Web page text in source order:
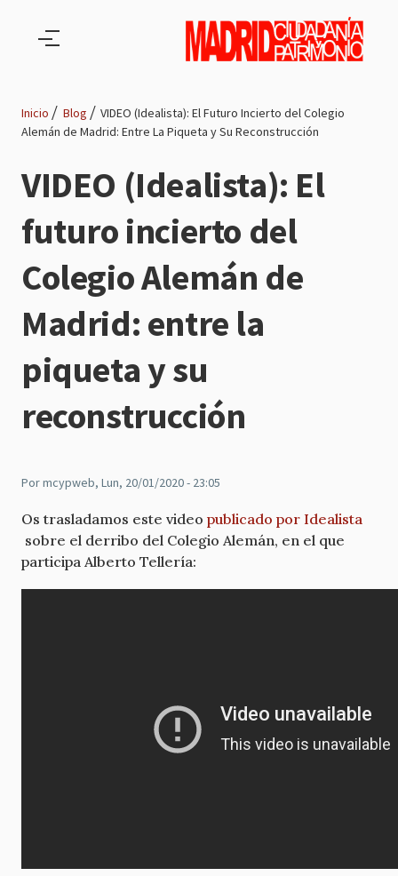
de
navegación
Inicio Blog
VIDEO (Idealista): El Futuro Incierto del Colegio
Alemán de Madrid: Entre La Piqueta y Su Reconstrucción
VIDEO (Idealista): El
futuro incierto del
Colegio Alemán de
Madrid: entre la
piqueta y su
reconstrucción
Pormcypweb, Lun, 20/01/2020 - 23:05
Os trasladamos este video publicado por Idealista
sobre el derribo del Colegio Alemán, en el que
participa Alberto Tellería: